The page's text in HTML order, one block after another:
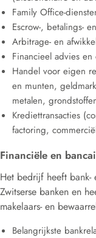
Family Office-
Escrow-, betalings-
Arbitrage- en
Financieel advies
Handel voor eigen
en munten,
metalen,
Krediettransacties
factoring,
Financiële en
Het bedrijf heeft bank-
Zwitserse banken en
makelaars- en
Belangrijkste